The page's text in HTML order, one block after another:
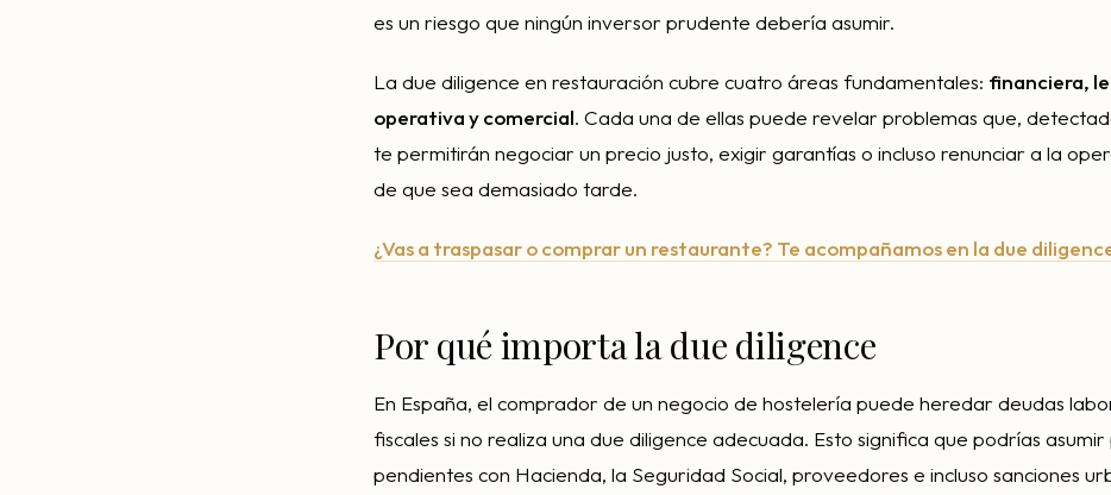
es un riesgo que ningún inversor prudente debería asumir.
La due diligence en restauración cubre cuatro áreas fundamentales: financiera,
operativa y comercial. Cada una de ellas puede revelar problemas que,
te permitirán negociar un precio justo, exigir garantías o incluso renunciar a la
de que sea demasiado tarde.
¿Vas a traspasar o comprar un restaurante? Te acompañamos en la due
Por qué importa la due diligence
En España, el comprador de un negocio de hostelería puede heredar deudas
fiscales si no realiza una due diligence adecuada. Esto significa que podrías asumir
pendientes con Hacienda, la Seguridad Social, proveedores e incluso sanciones